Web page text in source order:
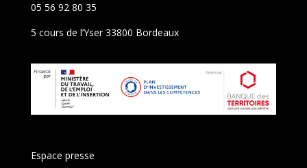
05 56 92 80 35
5 cours de l’Yser 33800 Bordeaux
Espace presse